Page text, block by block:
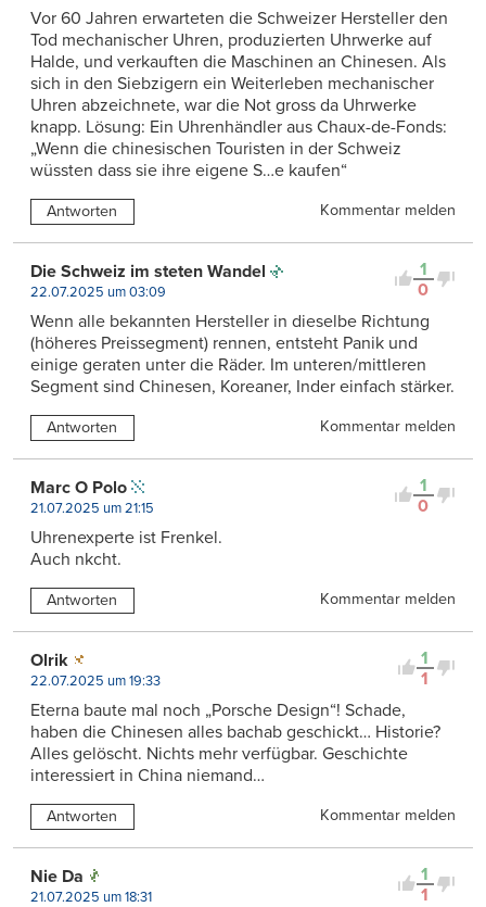
Vor 60 Jahren erwarteten die Schweizer Hersteller den
Tod mechanischer Uhren, produzierten Uhrwerke auf
Halde, und verkauften die Maschinen an Chinesen. Als
sich in den Siebzigern ein Weiterleben mechanischer
Uhren abzeichnete, war die Not gross da Uhrwerke
knapp. Lösung: Ein Uhrenhändler aus Chaux-de-Fonds:
„Wenn die chinesischen Touristen in der Schweiz
wüssten dass sie ihre eigene S…e kaufen“
Antworten Kommentar melden
1
0
Die Schweiz im steten Wandel
22.07.2025 um 03:09
Wenn alle bekannten Hersteller in dieselbe Richtung
(höheres Preissegment) rennen, entsteht Panik und
einige geraten unter die Räder. Im unteren/mittleren
Segment sind Chinesen, Koreaner, Inder einfach stärker.
Antworten Kommentar melden
1
0
Marc O Polo
21.07.2025 um 21:15
Uhrenexperte ist Frenkel.
Auch nkcht.
Antworten Kommentar melden
1
1
Olrik
22.07.2025 um 19:33
Eterna baute mal noch „Porsche Design“! Schade,
haben die Chinesen alles bachab geschickt… Historie?
Alles gelöscht. Nichts mehr verfügbar. Geschichte
interessiert in China niemand…
Antworten Kommentar melden
1
1
Nie Da
21.07.2025 um 18:31